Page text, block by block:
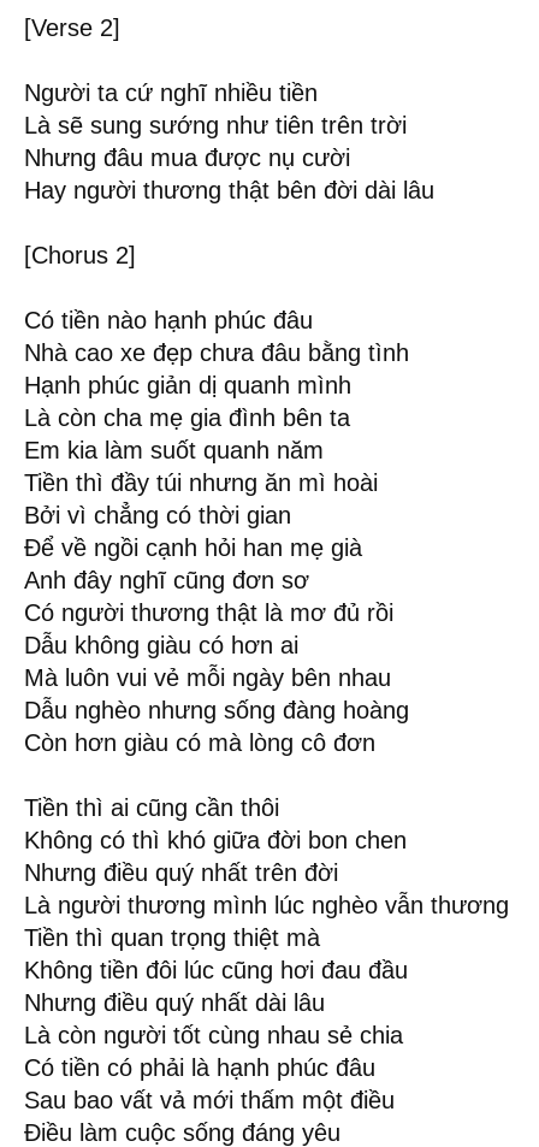
[Verse 2]
Người ta cứ nghĩ nhiều tiền
Là sẽ sung sướng như tiên trên trời
Nhưng đâu mua được nụ cười
Hay người thương thật bên đời dài lâu
[Chorus 2]
Có tiền nào hạnh phúc đâu
Nhà cao xe đẹp chưa đâu bằng tình
Hạnh phúc giản dị quanh mình
Là còn cha mẹ gia đình bên ta
Em kia làm suốt quanh năm
Tiền thì đầy túi nhưng ăn mì hoài
Bởi vì chẳng có thời gian
Để về ngồi cạnh hỏi han mẹ già
Anh đây nghĩ cũng đơn sơ
Có người thương thật là mơ đủ rồi
Dẫu không giàu có hơn ai
Mà luôn vui vẻ mỗi ngày bên nhau
Dẫu nghèo nhưng sống đàng hoàng
Còn hơn giàu có mà lòng cô đơn
Tiền thì ai cũng cần thôi
Không có thì khó giữa đời bon chen
Nhưng điều quý nhất trên đời
Là người thương mình lúc nghèo vẫn thương
Tiền thì quan trọng thiệt mà
Không tiền đôi lúc cũng hơi đau đầu
Nhưng điều quý nhất dài lâu
Là còn người tốt cùng nhau sẻ chia
Có tiền có phải là hạnh phúc đâu
Sau bao vất vả mới thấm một điều
Điều làm cuộc sống đáng yêu